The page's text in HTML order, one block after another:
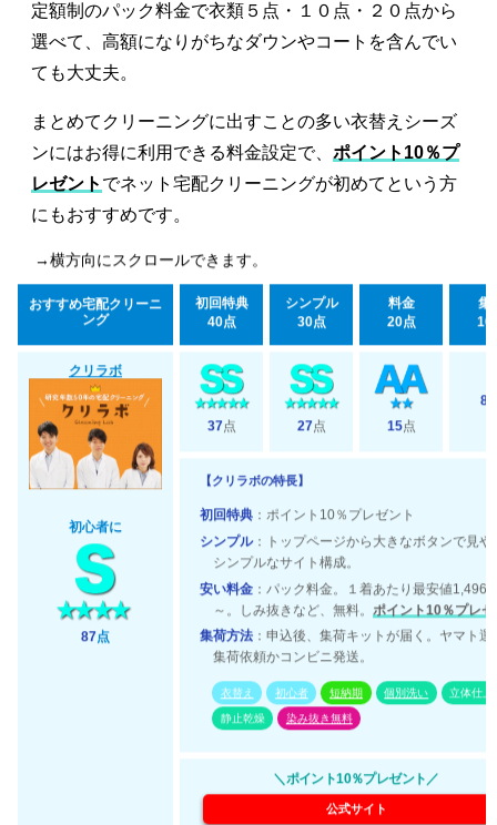
定額制のパック料金で衣類５点・１０点・２０点から
選べて、高額になりがちなダウンやコートを含んでい
ても大丈夫。
まとめてクリーニングに出すことの多い衣替えシーズ
ンにはお得に利用できる料金設定で、 ポイント10％プ
レゼント でネット宅配クリーニングが初めてという方
にもおすすめです。
→横方向にスクロールできます。
おすすめ宅配クリーニ
ング
初回特典
40点
シンプル
30点
料金
20点
集
10
クリラボ
初心者に
87点
37点 27点 15点
8
【クリラボの特長】
初回特典 ：ポイント10％プレゼント
シンプル：トップページから大きなボタンで見や
シンプルなサイト構成。
安い料金 ：パック料金。１着あたり最安値1,496
～。しみ抜きなど、無料。 ポイント10％プレ
集荷方法 ：申込後、集荷キットが届く。ヤマト運
集荷依頼かコンビニ発送。
衣替え 初心者 短納期 個別洗い 立体仕上
静止乾燥 染み抜き無料
＼ポイント10％プレゼント／
公式サイト